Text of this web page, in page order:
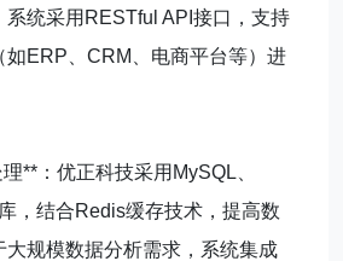
系统采用RESTful API接口，支持
如ERP、CRM、电商平台等）进
**：优正科技采用MySQL、
，结合Redis缓存技术，提高数
大规模数据分析需求，系统集成